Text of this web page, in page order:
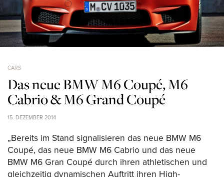
CARS
Das neue BMW M6 Coupé, M6
Cabrio & M6 Grand Coupé
15. DEZEMBER 2014
„Bereits im Stand signalisieren das neue BMW M6
Coupé, das neue BMW M6 Cabrio und das neue
BMW M6 Gran Coupé durch ihren athletischen und
gleichzeitig dynamischen Auftritt ihren High-